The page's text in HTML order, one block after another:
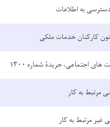
به اطلاعات
کارکنان خدمات ملکی
های اجتماعی، جریدۀ شماره ۱۳۰۰
مرتبط به کار
غیر مرتبط به کار